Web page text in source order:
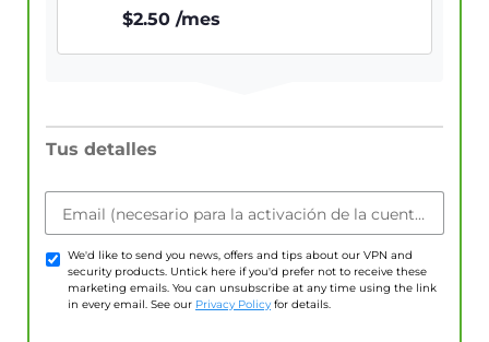
$2.50 /mes
Tus detalles
Email (necesario para la activación de la cuenta)
We'd like to send you news, offers and tips about our VPN and
security products. Untick here if you'd prefer not to receive these
marketing emails. You can unsubscribe at any time using the link
in every email. See our Privacy Policy for details.